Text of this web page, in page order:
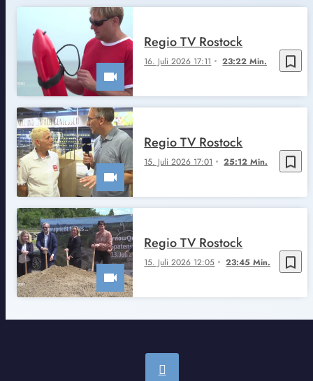
bookmark_border
16. Juli 2026 17:11 23:22 Min.
Regio TV Rostock
bookmark_border
15. Juli 2026 17:01 25:12 Min.
Regio TV Rostock
bookmark_border
15. Juli 2026 12:05 23:45 Min.
Regio TV Rostock